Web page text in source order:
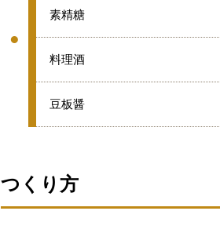
●
グループ
●
素精糖
●
料理酒
●
豆板醤
つくり方